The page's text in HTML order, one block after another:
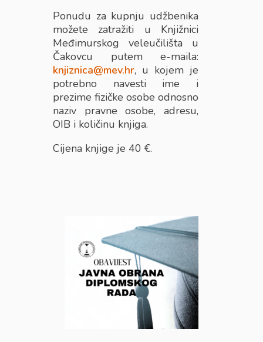
Ponudu za kupnju udžbenika
možete zatražiti u Knjižnici
Međimurskog veleučilišta u
Čakovcu putem e-maila:
knjiznica@mev.hr, u kojem je
potrebno navesti ime i
prezime fizičke osobe odnosno
naziv pravne osobe, adresu,
OIB i količinu knjiga.
Cijena knjige je 40 €.